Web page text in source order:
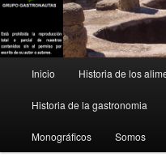
principal
Inicio Historia de los
Historia de la gastronomia
Monográficos Somos